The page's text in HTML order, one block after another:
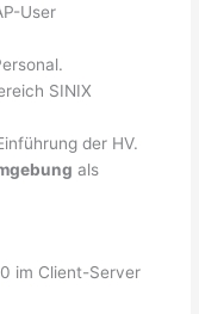
User
SINIX
der HV.
als
im Client-Server